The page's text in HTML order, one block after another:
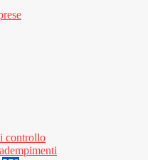
controllo